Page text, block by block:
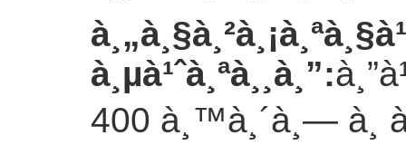
à¸µà¹ˆà¸ªà¸¸à¸”:
400 à¸™à¸´à¸— à¸